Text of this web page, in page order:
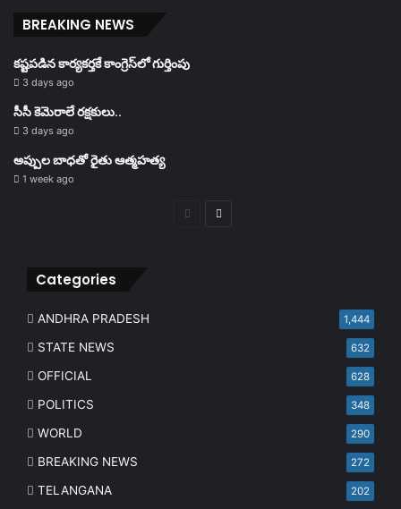
BREAKING NEWS
కష్టపడిన కార్యకర్తకే కాంగ్రెస్‌లో గుర్తింపు
3 days ago
సీసీ కెమెరాలే రక్షకులు..
3 days ago
అప్పుల బాధతో రైతు ఆత్మహత్య
1 week ago
PreviousNext
Categories
ANDHRA PRADESH 1,444
STATE NEWS 632
OFFICIAL 628
POLITICS 348
WORLD 290
BREAKING NEWS 272
TELANGANA 202